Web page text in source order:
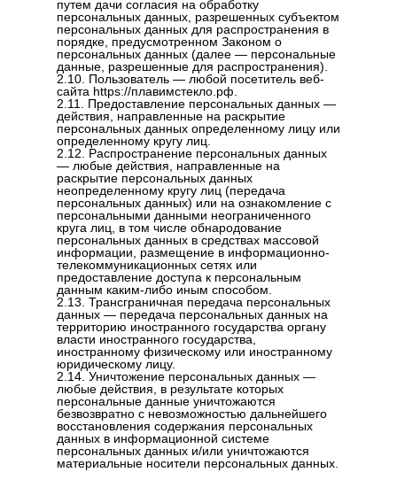
путем дачи согласия на обработку
персональных данных, разрешенных субъектом
персональных данных для распространения в
порядке, предусмотренном Законом о
персональных данных (далее — персональные
данные, разрешенные для распространения).
2.10. Пользователь — любой посетитель веб-
сайта https://плавимстекло.рф.
2.11. Предоставление персональных данных —
действия, направленные на раскрытие
персональных данных определенному лицу или
определенному кругу лиц.
2.12. Распространение персональных данных
— любые действия, направленные на
раскрытие персональных данных
неопределенному кругу лиц (передача
персональных данных) или на ознакомление с
персональными данными неограниченного
круга лиц, в том числе обнародование
персональных данных в средствах массовой
информации, размещение в информационно-
телекоммуникационных сетях или
предоставление доступа к персональным
данным каким-либо иным способом.
2.13. Трансграничная передача персональных
данных — передача персональных данных на
территорию иностранного государства органу
власти иностранного государства,
иностранному физическому или иностранному
юридическому лицу.
2.14. Уничтожение персональных данных —
любые действия, в результате которых
персональные данные уничтожаются
безвозвратно с невозможностью дальнейшего
восстановления содержания персональных
данных в информационной системе
персональных данных и/или уничтожаются
материальные носители персональных данных.